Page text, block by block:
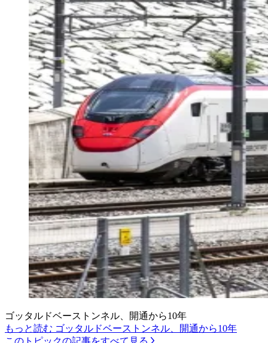
ゴッタルドベーストンネル、開通から10年
もっと読む ゴッタルドベーストンネル、開通から10年